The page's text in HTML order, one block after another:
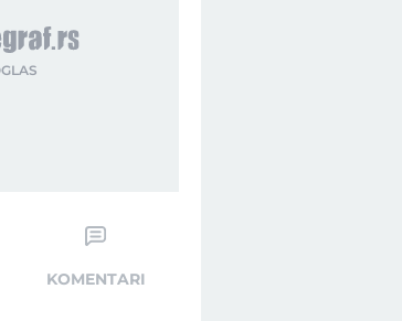
KOMENTARI